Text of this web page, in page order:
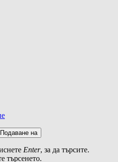
Подаване на
Enter, за да търсите.
търсенето.